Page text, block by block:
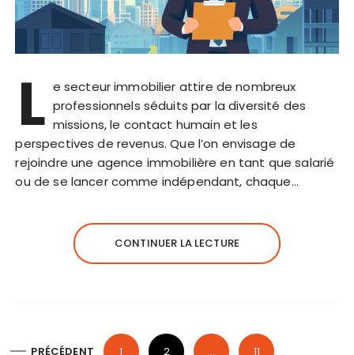
L e secteur immobilier attire de nombreux
professionnels séduits par la diversité des
missions, le contact humain et les
perspectives de revenus. Que l’on envisage de
rejoindre une agence immobilière en tant que salarié
ou de se lancer comme indépendant, chaque…
CONTINUER LA LECTURE
PRÉCÉDENT 1 2 … 11